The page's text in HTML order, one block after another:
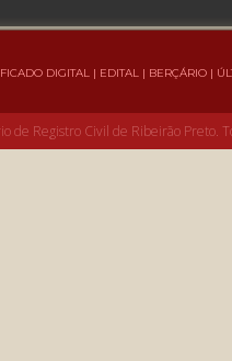
DIGITAL | EDITAL | BERÇÁRIO |
de Registro Civil de Ribeirão Preto.